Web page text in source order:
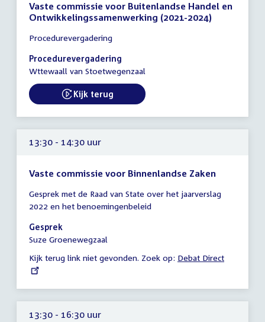
Vaste commissie voor Buitenlandse Handel en
Ontwikkelingssamenwerking (2021-2024)
vergadering
13:30
-
uur
Procedurevergadering
Procedurevergadering
Wttewaall van Stoetwegenzaal
External link:
Kijk terug
13:30 - 14:30 uur
Vaste commissie voor Binnenlandse Zaken
vergadering
13:30
-
14:30
Gesprek met de Raad van State over het jaarverslag
2022 en het benoemingenbeleid
Gesprek
Suze Groenewegzaal
Kijk terug link niet gevonden. Zoek op: External
Debat Direct
13:30 - 16:30 uur